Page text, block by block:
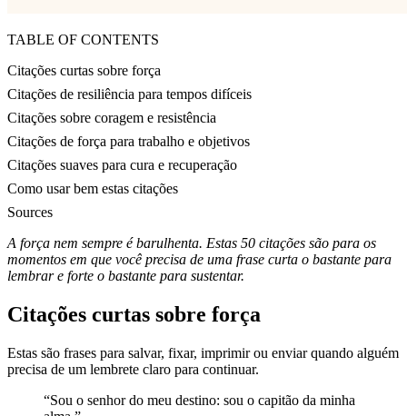
TABLE OF CONTENTS
Citações curtas sobre força
Citações de resiliência para tempos difíceis
Citações sobre coragem e resistência
Citações de força para trabalho e objetivos
Citações suaves para cura e recuperação
Como usar bem estas citações
Sources
A força nem sempre é barulhenta. Estas 50 citações são para os
momentos em que você precisa de uma frase curta o bastante para
lembrar e forte o bastante para sustentar.
Citações curtas sobre força
Estas são frases para salvar, fixar, imprimir ou enviar quando alguém
precisa de um lembrete claro para continuar.
“Sou o senhor do meu destino: sou o capitão da minha